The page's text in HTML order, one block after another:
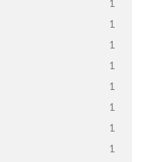
1
1
1
1
1
1
1
1